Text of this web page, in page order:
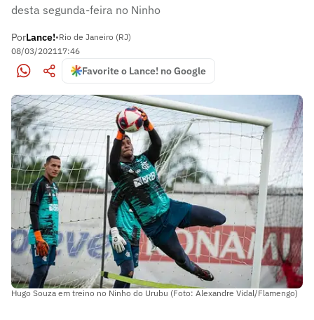
desta segunda-feira no Ninho
PorLance!•Rio de Janeiro (RJ)
08/03/202117:46
Favorite o Lance! no Google
Hugo Souza em treino no Ninho do Urubu (Foto: Alexandre Vidal/Flamengo)